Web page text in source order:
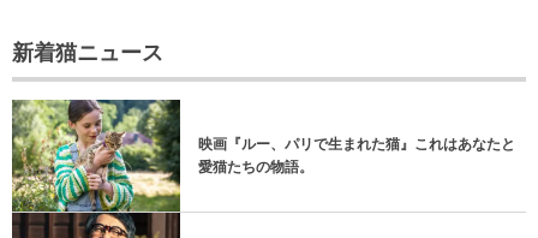
新着猫ニュース
映画『ルー、パリで生まれた猫』これはあなたと
愛猫たちの物語。